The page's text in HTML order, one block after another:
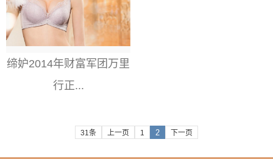
缔妒2014年财富军团万里
行正...
31条 上一页 1 2 下一页